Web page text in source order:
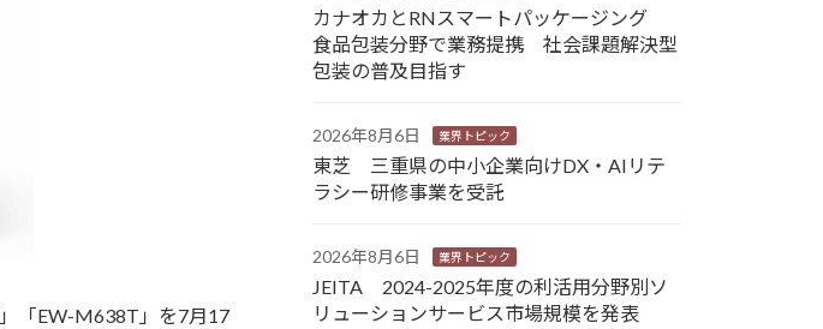
「EW-M638T」を7月17
カナオカとRNスマートパッケージング
食品包装分野で業務提携 社会課題解決型
包装の普及目指す
2026年8月6日 業界トピック
東芝 三重県の中小企業向けDX・AIリテ
ラシー研修事業を受託
2026年8月6日 業界トピック
JEITA 2024-2025年度の利活用分野別ソ
リューションサービス市場規模を発表